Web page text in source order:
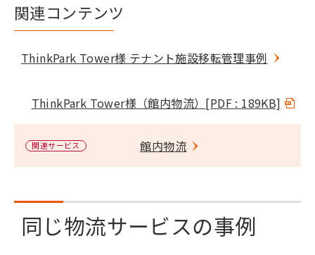
関連コンテンツ
ThinkPark Tower様 テナント施設移転管理事例
ThinkPark Tower様（館内物流） [PDF : 189KB]
関連サービス 館内物流
同じ物流サービスの事例